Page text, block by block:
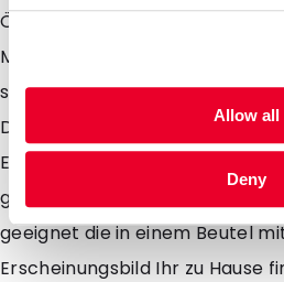
Allow all
Deny
Öffnung versehen ist er
Möchten Sie den Beutel
schließen, so können Sie Ihn
Druckverschluss verschweißen.
Eigenschaften und des
gut für Samen, Früchte oder
geeignet die in einem Beutel
Erscheinungsbild Ihr zu Hause